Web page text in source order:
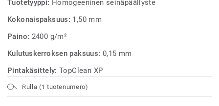
Tuotetyyppi: Homogeeninen seinäpäällyste
Kokonaispaksuus: 1,50 mm
Paino: 2400 g/m²
Kulutuskerroksen paksuus: 0,15 mm
Pintakäsittely:TopClean XP
Rulla (1 tuotenumero)